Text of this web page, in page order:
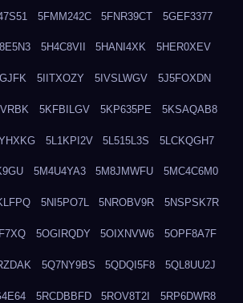
5FMM242C 5FNR39CT 5GEF3377
5H4C8VII 5HANI4XK 5HER0XEV
5IITXOZY 5IVSLWGV 5J5FOXDN
5KFBILGV 5KP635PE 5KSAQAB8
5L1KPI2V 5L515L3S 5LCKQGH7
5M4U4YA3 5M8JMWFU 5MC4C6M0
5NI5PO7L 5NROBV9R 5NSPSK7R
5OGIRQDY 5OIXNVW6 5OPF8A7F
5Q7NY9BS 5QDQI5F8 5QL8UU2J
5RCDBBFD 5ROV8T2I 5RP6DWR8